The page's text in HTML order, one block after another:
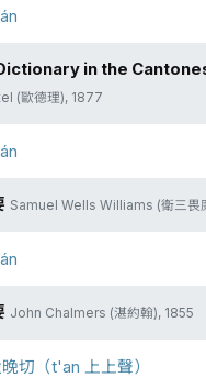
in the
(歐德理), 1877
Samuel Wells Williams (衛三畏
John Chalmers (湛約翰), 1855
切（t'an 上上聲）